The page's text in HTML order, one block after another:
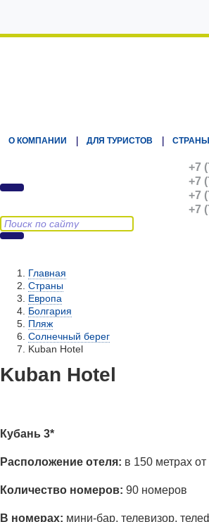
О КОМПАНИИ ДЛЯ ТУРИСТОВ СТРАНЫ
+7
+7
+7
+7
Главная
Страны
Европа
Болгария
Пляж
Солнечный берег
Kuban Hotel
Kuban Hotel
Кубань 3*
Расположение отеля: в 150 метрах
Количество номеров: 90 номеров
В номерах: мини-бар, телевизор,